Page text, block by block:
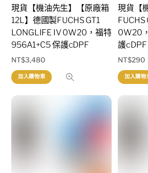
現貨【機油先生】【原廠箱
12L】德國製FUCHS GT1
LONGLIFE IV 0W20，福特
956A1+C5 保護cDPF
NT$3,480
加入購物車
現貨【
FUCHS
0W20
護cDPF
NT$290
加入購物